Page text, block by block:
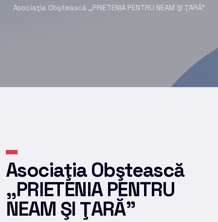
Asociaţia Obştească ,,PRIETENIA PENTRU NEAM ŞI ŢARĂ”
Asociaţia Obştească
,,PRIETENIA PENTRU
NEAM ŞI ŢARĂ”